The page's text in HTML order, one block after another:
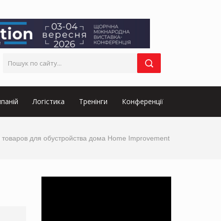
Логістика Тренінги Конференції
для обустройства дома Home Improvement